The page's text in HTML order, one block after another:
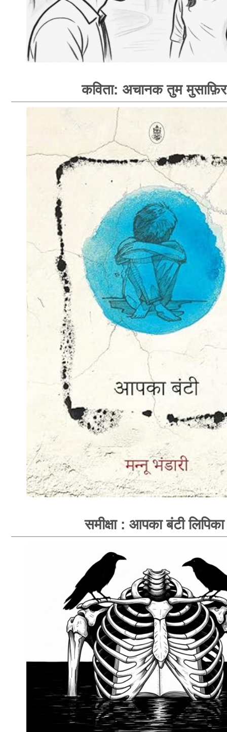
कविता: अचानक तुम मुसाफ़िर
समीक्षा : आपका बंटी लिपिका